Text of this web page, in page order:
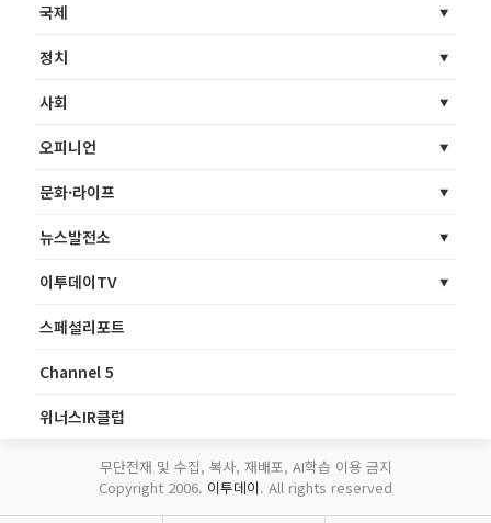
국제
정치
사회
오피니언
문화·라이프
뉴스발전소
이투데이TV
스페셜리포트
Channel 5
위너스IR클럽
무단전재 및 수집, 복사, 재배포, AI학습 이용 금지
Copyright 2006. 이투데이. All rights reserved